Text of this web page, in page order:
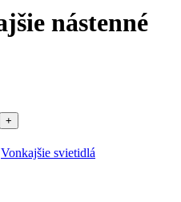
nástenné
Vonkajšie svietidlá